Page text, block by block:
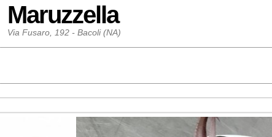
Maruzzella
Via Fusaro, 192 - Bacoli (NA)